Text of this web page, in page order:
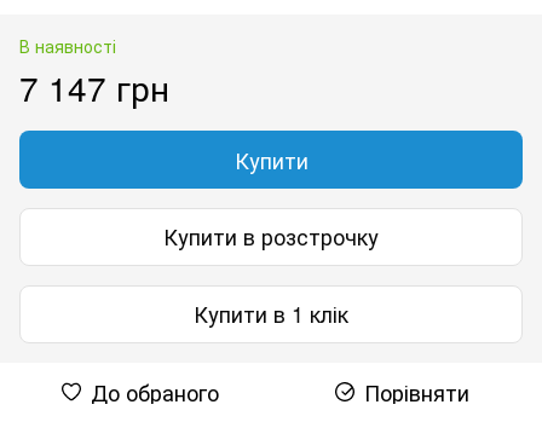
В наявності
7 147 грн
Купити
Купити в розстрочку
Купити в 1 клік
До обраного Порівняти